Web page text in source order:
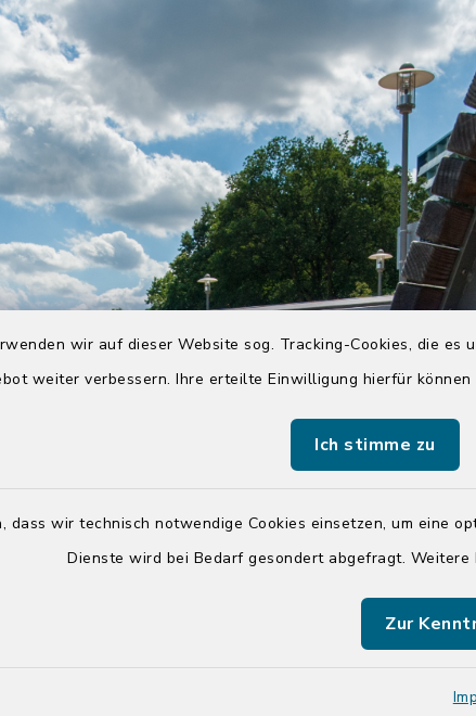
wir auf dieser Website sog. Tracking-Cookies, die
weiter verbessern. Ihre erteilte Einwilligung hierfür
Ich stimme zu
dass wir technisch notwendige Cookies einsetzen, um eine
Dienste wird bei Bedarf gesondert abgefragt.
Zur